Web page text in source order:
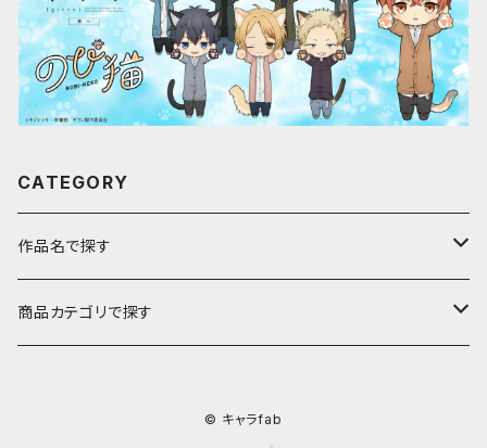
CATEGORY
作品名で探す
ア行
商品カテゴリで探す
© キャラfab